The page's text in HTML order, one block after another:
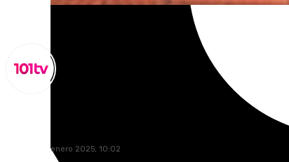
domingo, 5 enero 2025, 10:02